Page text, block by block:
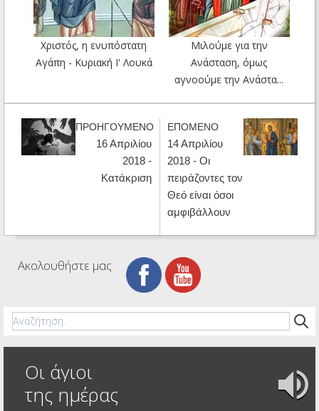
Χριστός, η ενυπόστατη
Αγάπη - Κυριακή Ι' Λουκά
Μιλούμε για την
Ανάσταση, όμως
αγνοούμε την Ανάστα...
ΠΡΟΗΓΟΥΜΕΝΟ
16 Απριλίου
2018 -
Κατάκριση
ΕΠΟΜΕΝΟ
14 Απριλίου
2018 - Οι
πειράζοντες τον
Θεό είναι όσοι
αμφιβάλλουν
Ακολουθήστε μας
Οι άγιοι
της ημέρας